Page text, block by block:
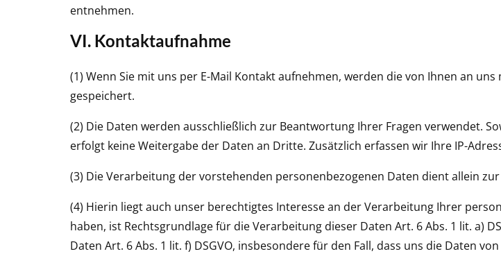
entnehmen.
VI. Kontaktaufnahme
(1) Wenn Sie mit uns per E-Mail Kontakt aufnehmen, werden die von Ihnen an
gespeichert.
(2) Die Daten werden ausschließlich zur Beantwortung Ihrer Fragen verwendet.
erfolgt keine Weitergabe der Daten an Dritte. Zusätzlich erfassen wir Ihre IP-
(3) Die Verarbeitung der vorstehenden personenbezogenen Daten dient allein
(4) Hierin liegt auch unser berechtigtes Interesse an der Verarbeitung Ihrer
haben, ist Rechtsgrundlage für die Verarbeitung dieser Daten Art. 6 Abs. 1 lit. a)
Daten Art. 6 Abs. 1 lit. f) DSGVO, insbesondere für den Fall, dass uns die Daten